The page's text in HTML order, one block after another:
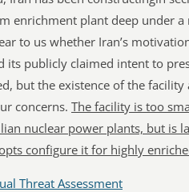
enrichment plant deep under
to us whether Iran’s
its publicly claimed intent to
but the existence of the
concerns. The facility is too
nuclear power plants, but is
configure it for highly
Threat Assessment